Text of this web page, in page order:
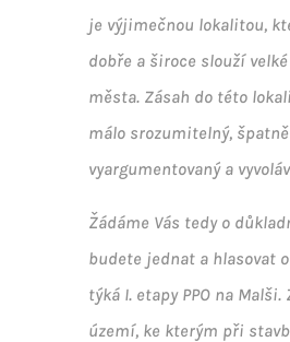
je výjimečnou lokalitou,
dobře a široce slouží
města. Zásah do této
málo srozumitelný, špatně
vyargumentovaný a
Žádáme Vás tedy o
budete jednat a hlasovat
týká I. etapy PPO na Malši.
území, ke kterým při